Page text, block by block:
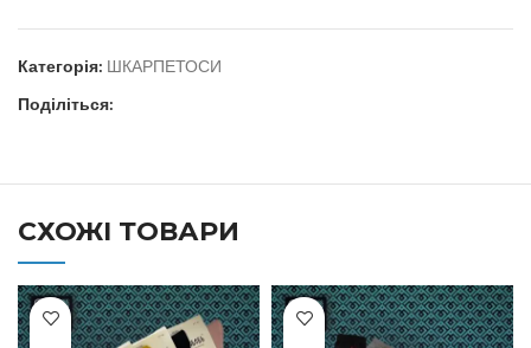
Категорія: ШКАРПЕТОСИ
Поділіться:
СХОЖІ ТОВАРИ